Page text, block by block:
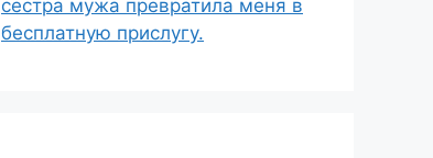
сестра мужа превратила меня в
бесплатную прислугу.